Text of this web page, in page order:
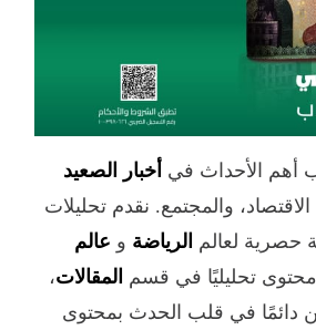
أهم الأحداث في أخبار الصعيد
والمجتمع. نقدم تحليلات
حصرية لعالم الرياضة و عالم
تحليليًا في قسم المقالات،
دائمًا في قلب الحدث بمحتوى